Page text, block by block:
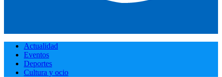
Actualidad
Eventos
Deportes
Cultura y ocio